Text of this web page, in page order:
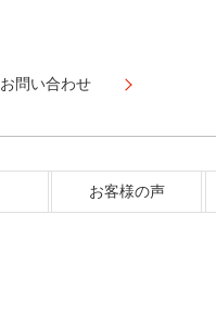
お問い合わせ
お客様の声